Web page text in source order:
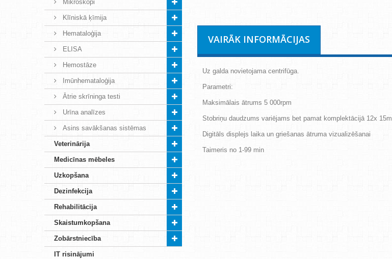
Mikroskopi
Klīniskā ķīmija
Hemataloģija
ELISA
Hemostāze
Imūnhemataloģija
Ātrie skrīninga testi
Urīna analīzes
Asins savākšanas sistēmas
Veterinārija
Medicīnas mēbeles
Uzkopšana
Dezinfekcija
Rehabilitācija
Skaistumkopšana
Zobārstniecība
IT risinājumi
VAIRĀK INFORMĀCIJAS
Uz galda novietojama centrifūga.
Parametri:
Maksimālais ātrums 5 000rpm
Stobriņu daudzums variējams bet pamat komplektācijā 12x 15ml
Digitāls displejs laika un griešanas ātruma vizualizēšanai
Taimeris no 1-99 min